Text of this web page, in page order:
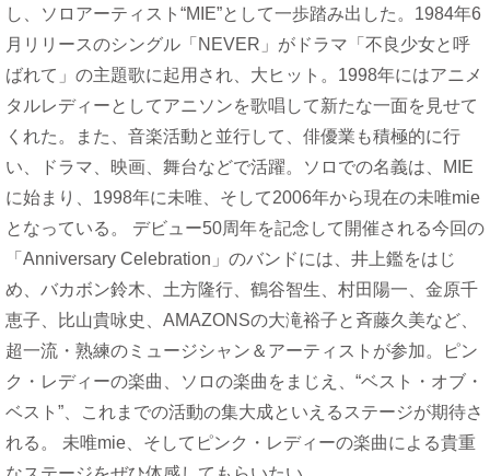
し、ソロアーティスト“MIE”として一歩踏み出した。1984年6
月リリースのシングル「NEVER」がドラマ「不良少女と呼
ばれて」の主題歌に起用され、大ヒット。1998年にはアニメ
タルレディーとしてアニソンを歌唱して新たな一面を見せて
くれた。また、音楽活動と並行して、俳優業も積極的に行
い、ドラマ、映画、舞台などで活躍。ソロでの名義は、MIE
に始まり、1998年に未唯、そして2006年から現在の未唯mie
となっている。 デビュー50周年を記念して開催される今回の
「Anniversary Celebration」のバンドには、井上鑑をはじ
め、バカボン鈴木、土方隆行、鶴谷智生、村田陽一、金原千
恵子、比山貴咏史、AMAZONSの大滝裕子と斉藤久美など、
超一流・熟練のミュージシャン＆アーティストが参加。ピン
ク・レディーの楽曲、ソロの楽曲をまじえ、“ベスト・オブ・
ベスト”、これまでの活動の集大成といえるステージが期待さ
れる。 未唯mie、そしてピンク・レディーの楽曲による貴重